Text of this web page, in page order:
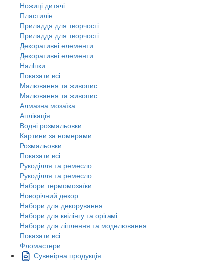
Ножиці дитячі
Пластилін
Приладдя для творчості
Приладдя для творчості
Декоративні елементи
Декоративні елементи
Налiпки
Показати всі
Малювання та живопис
Малювання та живопис
Алмазна мозаїка
Аплікація
Водні розмальовки
Картини за номерами
Розмальовки
Показати всі
Рукоділля та ремесло
Рукоділля та ремесло
Набори термомозаїки
Новорічний декор
Набори для декорування
Набори для квілінгу та орігамі
Набори для ліплення та моделювання
Показати всі
Фломастери
Сувенірна продукція